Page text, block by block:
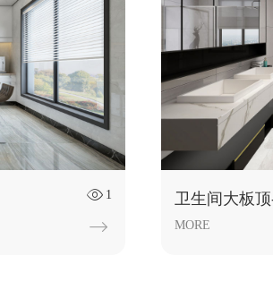
 1

卫生间大板顶
MORE